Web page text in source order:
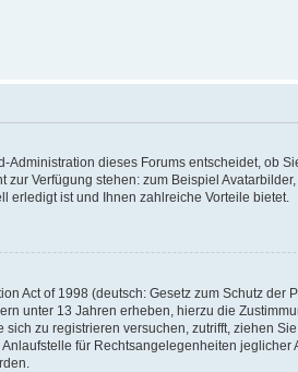
dieses Forums entscheidet, ob
Verfügung stehen: zum Beispiel
erledigt ist und Ihnen zahlreiche Vorteile bietet.
Act of 1998 (deutsch: Gesetz zum Schutz
unter 13 Jahren erheben, hierzu die
zu registrieren versuchen, zutrifft, ziehen
für Rechtsangelegenheiten